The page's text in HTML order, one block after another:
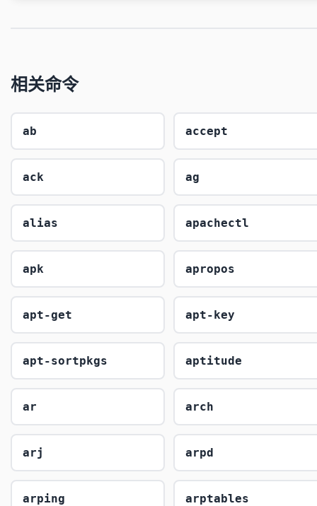
相关命令
ab accept
ack ag
alias apachectl
apk apropos
apt-get apt-key
apt-sortpkgs aptitude
ar arch
arj arpd
arping arptables